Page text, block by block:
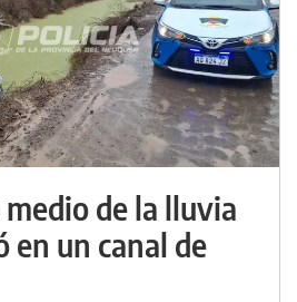
de la lluvia
en un canal de